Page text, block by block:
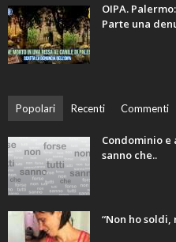
OIPA.
Parte una
Popolari Recenti Commenti
Condominio
sanno che..
“Non ho soldi,